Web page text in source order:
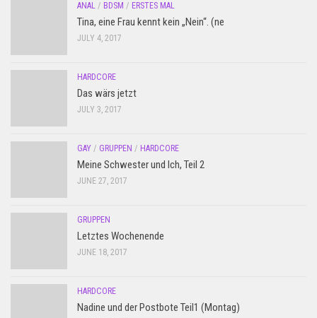
ANAL / BDSM / ERSTES MAL
Tina, eine Frau kennt kein „Nein“. (ne
JULY 4, 2017
HARDCORE
Das wärs jetzt
JULY 3, 2017
GAY / GRUPPEN / HARDCORE
Meine Schwester und Ich, Teil 2
JUNE 27, 2017
GRUPPEN
Letztes Wochenende
JUNE 18, 2017
HARDCORE
Nadine und der Postbote Teil1 (Montag)